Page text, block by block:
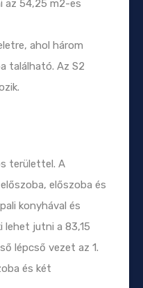
az 54,25 m2-es
ahol három
található. Az S2
területtel. A
előszoba és
konyhával és
lehet jutni a 83,15
lépcső vezet az 1.
és két